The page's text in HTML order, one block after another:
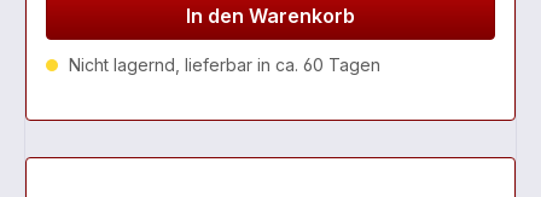
In den Warenkorb
Nicht lagernd, lieferbar in ca. 60 Tagen